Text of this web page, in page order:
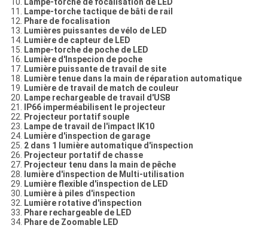
11.
Lampe-torche tactique de bâti de rail
12.
Phare de focalisation
13.
Lumières puissantes de vélo de LED
14. Lumière de capteur de LED
15.
Lampe-torche de poche de LED
16.
Lumière d'Inspecion de poche
17. Lumière puissante de travail de site
18.
Lumière tenue dans la main de réparation automatique
19.
Lumière de travail de match de couleur
20.
Lampe rechargeable de travail d'USB
21.
IP66 imperméabilisent le projecteur
22.
Projecteur portatif souple
23.
Lampe de travail de l'impact IK10
24. Lumière d'inspection de garage
25. 2 dans 1 lumière automatique d'inspection
26.
Projecteur portatif de chasse
27. Projecteur tenu dans la main de pêche
28.
lumière d'inspection de Multi-utilisation
29.
Lumière flexible d'inspection de LED
30.
Lumière à piles d'inspection
32.
Lumière rotative d'inspection
33.
Phare rechargeable de LED
34. Phare de Zoomable LED